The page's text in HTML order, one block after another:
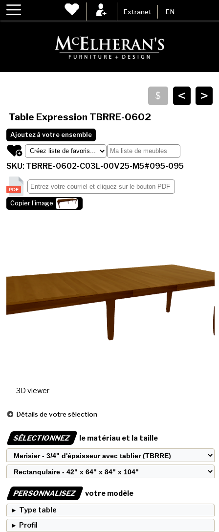
Extranet EN
>
<
Table Expression TBRRE-0602
Ajoutez à votre ensemble
SKU: TBRRE-0602-C03L-00V25-M5#095-095
Copier l'image
3D viewer
Détails de votre sélection
SÉLECTIONNEZ le matériau et la taille
PERSONNALISEZ
votre modèle
Type table
Profil